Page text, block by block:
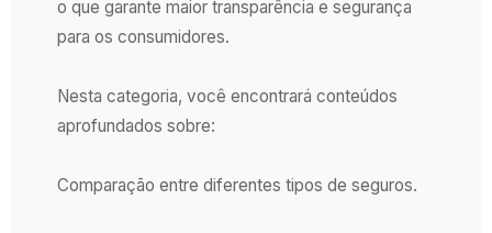
o que garante maior transparência e segurança
para os consumidores.
Nesta categoria, você encontrará conteúdos
aprofundados sobre:
Comparação entre diferentes tipos de seguros.